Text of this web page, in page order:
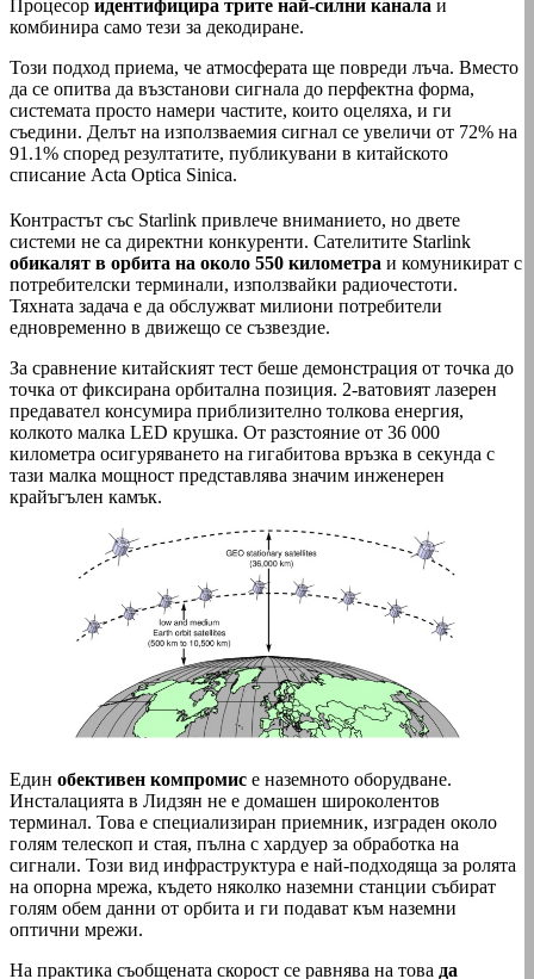
Процесор идентифицира трите най-силни канала и
комбинира само тези за декодиране.
Този подход приема, че атмосферата ще повреди лъча. Вместо
да се опитва да възстанови сигнала до перфектна форма,
системата просто намери частите, които оцеляха, и ги
съедини. Делът на използваемия сигнал се увеличи от 72% на
91.1% според резултатите, публикувани в китайското
списание Acta Optica Sinica.
Контрастът със Starlink привлече вниманието, но двете
системи не са директни конкуренти. Сателитите Starlink
обикалят в орбита на около 550 километра и комуникират с
потребителски терминали, използвайки радиочестоти.
Тяхната задача е да обслужват милиони потребители
едновременно в движещо се съзвездие.
За сравнение китайският тест беше демонстрация от точка до
точка от фиксирана орбитална позиция. 2-ватовият лазерен
предавател консумира приблизително толкова енергия,
колкото малка LED крушка. От разстояние от 36 000
километра осигуряването на гигабитова връзка в секунда с
тази малка мощност представлява значим инженерен
крайъгълен камък.
Един обективен компромис е наземното оборудване.
Инсталацията в Лидзян не е домашен широколентов
терминал. Това е специализиран приемник, изграден около
голям телескоп и стая, пълна с хардуер за обработка на
сигнали. Този вид инфраструктура е най-подходяща за ролята
на опорна мрежа, където няколко наземни станции събират
голям обем данни от орбита и ги подават към наземни
оптични мрежи.
На практика съобщената скорост се равнява на това да